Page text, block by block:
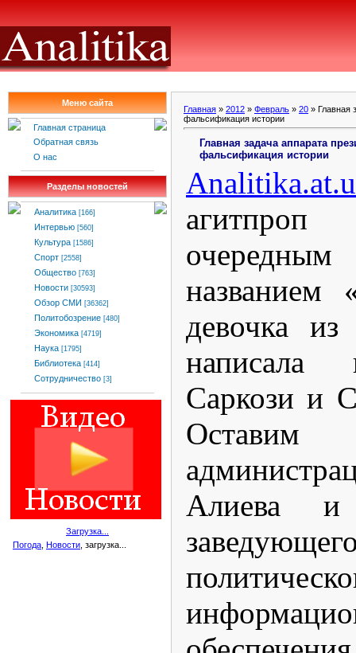
Меню сайта
Главная страница
Обратная связь
О нас
Разделы новостей
Аналитика [166]
Интервью [560]
Культура [1586]
Спорт [2558]
Общество [763]
Новости [30593]
Обзор СМИ [36362]
Политобозрение [480]
Экономика [4719]
Наука [1795]
Библиотека [414]
Сотрудничество [3]
Загрузка...
Погода Новости , загрузка...
Главная » 2012 » Февраль » 20 » Главная
фальсификация истории
Главная задача аппарата
фальсификация истории
Analitika.at.
очередным
названием
девочка
написала
Саркози и
Алиева и